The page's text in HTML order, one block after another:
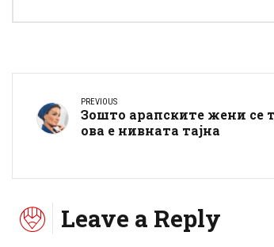
PREVIOUS
Зошто арапските жени се
ова е нивната тајна
Leave a Reply